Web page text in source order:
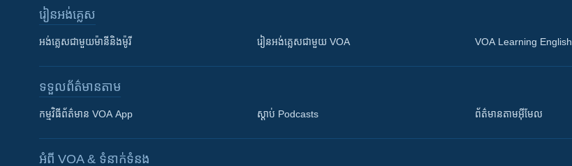
រៀន​​អង់គ្លេស
អង់គ្លេស​ជាមួយ​ម៉ានី​និង​ម៉ូរី រៀន​​​​​​អង់គ្លេស​​ជាមួយ VOA VOA Learning English
ទទួល​ព័ត៌មាន​តាម
កម្មវិធី​ព័ត៌មាន VOA App ស្តាប់ Podcasts ព័ត៌មាន​តាម​អ៊ីមែល
អំពី​ VOA & ទំនាក់ទំនង